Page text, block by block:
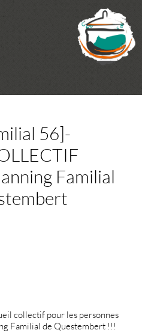
56]-
Familial
collectif pour les personnes
Familial de Questembert !!!